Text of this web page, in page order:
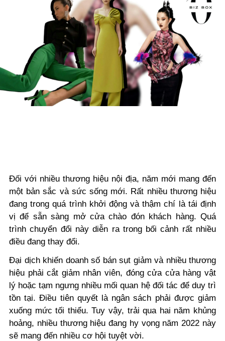
Đối với nhiều thương hiệu nội địa, năm mới mang đến
một bản sắc và sức sống mới. Rất nhiều thương hiệu
đang trong quá trình khởi động và thậm chí là tái định
vị để sẵn sàng mở cửa chào đón khách hàng. Quá
trình chuyển đổi này diễn ra trong bối cảnh rất nhiều
điều đang thay đổi.
Đại dịch khiến doanh số bán sụt giảm và nhiều thương
hiệu phải cắt giảm nhân viên, đóng cửa cửa hàng vật
lý hoặc tạm ngưng nhiều mối quan hệ đối tác để duy trì
tồn tại. Điều tiên quyết là ngân sách phải được giảm
xuống mức tối thiểu. Tuy vậy, trải qua hai năm khủng
hoảng, nhiều thương hiệu đang hy vọng năm 2022 này
sẽ mang đến nhiều cơ hội tuyệt vời.